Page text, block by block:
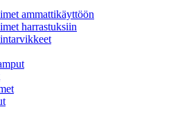
ammattikäyttöön
harrastuksiin